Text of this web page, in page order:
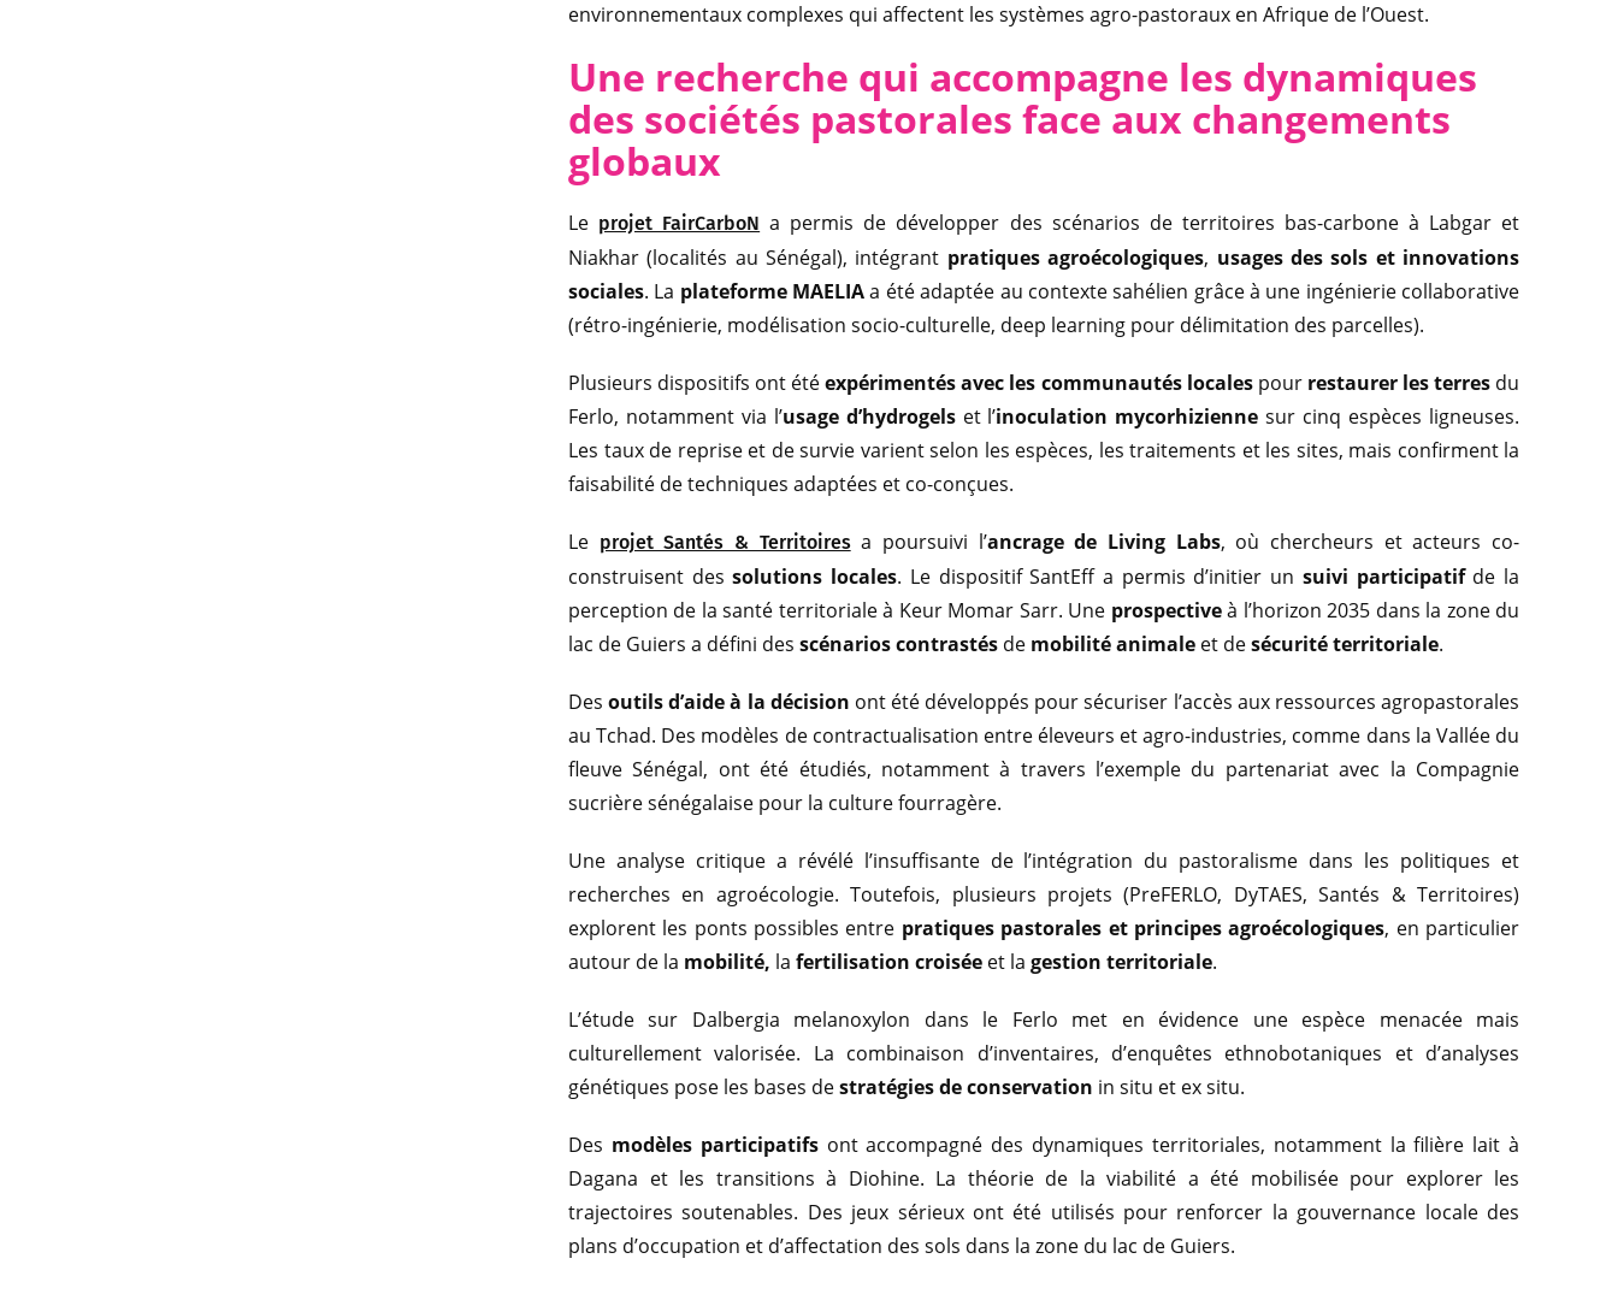
environnementaux complexes qui affectent les systèmes agro-pastoraux en Afrique de l’Ouest.
Une recherche qui accompagne les dynamiques
des sociétés pastorales face aux changements
globaux
Le projet FairCarboN a permis de développer des scénarios de territoires bas-carbone à Labgar et
Niakhar (localités au Sénégal), intégrant pratiques agroécologiques, usages des sols et innovations
sociales. La plateforme MAELIAa été adaptée au contexte sahélien grâce à une ingénierie collaborative
(rétro-ingénierie, modélisation socio-culturelle, deep learning pour délimitation des parcelles).
Plusieurs dispositifs ont étéexpérimentés avec les communautés localespour restaurer les terresdu
Ferlo, notamment via l’usage d’hydrogels et l’inoculation mycorhiziennesur cinq espèces ligneuses.
Les taux de reprise et de survie varient selon les espèces, les traitements et les sites, mais confirment la
faisabilité de techniques adaptées et co-conçues.
Le projet Santés & Territoiresa poursuivi l’ancrage de Living Labs, où chercheurs et acteurs co-
construisent dessolutions locales. Le dispositif SantEff a permis d’initier un suivi participatifde la
perception de la santé territoriale à Keur Momar Sarr. Une prospectiveà l’horizon 2035 dans la zone du
lac de Guiers a défini des scénarios contrastés de mobilité animale et desécurité territoriale.
Desoutils d’aide à la décision ont été développés pour sécuriser l’accès aux ressources agropastorales
au Tchad. Des modèles de contractualisation entre éleveurs et agro-industries, comme dans la Vallée du
fleuve Sénégal, ont été étudiés, notamment à travers l’exemple du partenariat avec la Compagnie
sucrière sénégalaise pour la culture fourragère.
Une analyse critique a révélé l’insuffisante de l’intégration du pastoralisme dans les politiques et
recherches en agroécologie. Toutefois, plusieurs projets (PreFERLO, DyTAES, Santés & Territoires)
explorent les ponts possibles entre pratiques pastorales et principes agroécologiques, en particulier
autour de la mobilité, la fertilisation croisée et la gestion territoriale.
L’étude sur Dalbergia melanoxylon dans le Ferlo met en évidence une espèce menacée mais
culturellement valorisée. La combinaison d’inventaires, d’enquêtes ethnobotaniques et d’analyses
génétiques pose les bases destratégies de conservation in situ et ex situ.
Des modèles participatifsont accompagné des dynamiques territoriales, notamment la filière lait à
Dagana et les transitions à Diohine. La théorie de la viabilité a été mobilisée pour explorer les
trajectoires soutenables. Des jeux sérieux ont été utilisés pour renforcer la gouvernance locale des
plans d’occupation et d’affectation des sols dans la zone du lac de Guiers.